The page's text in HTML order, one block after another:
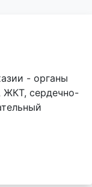
- органы
ЖКТ, сердечно-